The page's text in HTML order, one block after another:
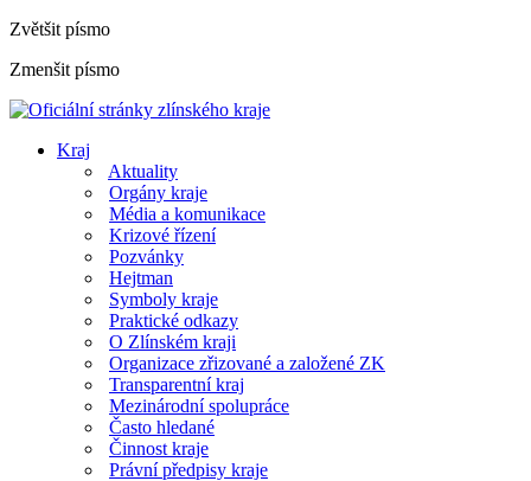
Zvětšit písmo
Zmenšit písmo
Kraj
Aktuality
Orgány kraje
Média a komunikace
Krizové řízení
Pozvánky
Hejtman
Symboly kraje
Praktické odkazy
O Zlínském kraji
Organizace zřizované a založené ZK
Transparentní kraj
Mezinárodní spolupráce
Často hledané
Činnost kraje
Právní předpisy kraje